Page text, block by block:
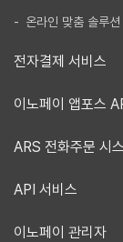
- 온라인 맞춤 솔루션
전자결제 서비스
이노페이 앱포스
ARS 전화주문 시
API 서비스
이노페이 관리자